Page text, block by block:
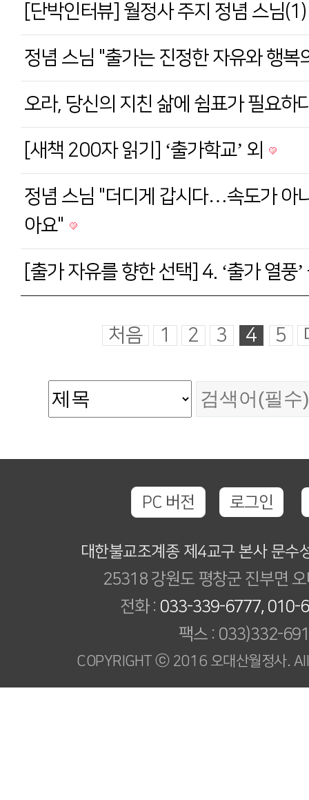
[단박인터뷰] 월정사 주지 정념 스님
정념 스님 "출가는 진정한 자유와 행복
오라, 당신의 지친 삶에 쉼표가 필요하
[새책 200자 읽기] ‘출가학교’ 외
정념 스님 "더디게 갑시다…속도가 아
아요"
[출가 자유를 향한 선택] 4. ‘출가 열
처음 1 2 3 4 5
PC 버전 로그인
대한불교조계종 제4교구 본사 문수
25318 강원도 평창군 진부면
전화 : 033-339-6777, 010-
팩스 : 033)332-
COPYRIGHT ⓒ 2016 오대산월정사.